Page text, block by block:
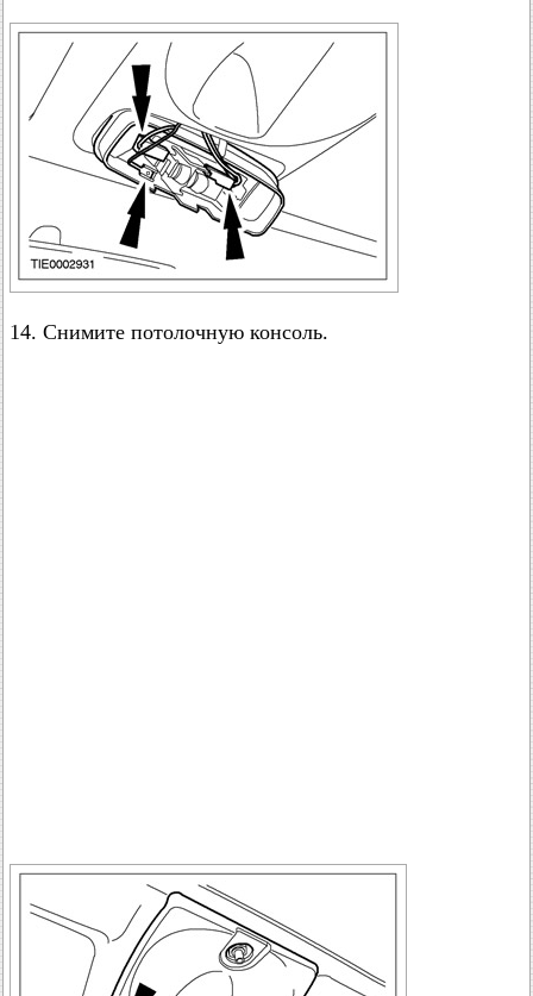
14. Снимите потолочную консоль.